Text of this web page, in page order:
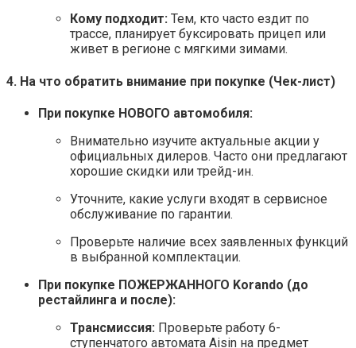
Кому подходит: Тем, кто часто ездит по
трассе, планирует буксировать прицеп или
живет в регионе с мягкими зимами.
4. На что обратить внимание при покупке (Чек-лист)
При покупке НОВОГО автомобиля:
Внимательно изучите актуальные акции у
официальных дилеров. Часто они предлагают
хорошие скидки или трейд-ин.
Уточните, какие услуги входят в сервисное
обслуживание по гарантии.
Проверьте наличие всех заявленных функций
в выбранной комплектации.
При покупке ПОЖЕРЖАННОГО Korando (до
рестайлинга и после):
Трансмиссия: Проверьте работу 6-
ступенчатого автомата Aisin на предмет